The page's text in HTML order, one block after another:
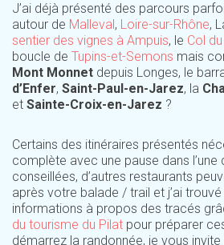
J’ai déjà présenté des parcours
autour de Malleval, Loire-sur-Rhône,
sentier des vignes à Ampuis, le Col
boucle de Tupins-et-Semons mais
Mont Monnet depuis Longes, le
d’Enfer, Saint-Paul-en-Jarez, la
et Sainte-Croix-en-Jarez ?
Certains des itinéraires présentés
complète avec une pause dans l’une
conseillées, d’autres restaurants
après votre balade / trail et j’ai
informations à propos des tracés
du tourisme du Pilat pour préparer
démarrez la randonnée, je vous invite